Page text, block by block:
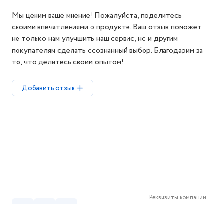
Мы ценим ваше мнение! Пожалуйста, поделитесь
своими впечатлениями о продукте. Ваш отзыв поможет
не только нам улучшить наш сервис, но и другим
покупателям сделать осознанный выбор. Благодарим за
то, что делитесь своим опытом!
Добавить отзыв
Реквизиты компании